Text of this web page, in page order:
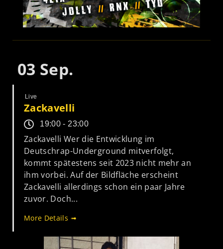
03 Sep.
Live
Zackavelli
19:00 - 23:00
Zackavelli Wer die Entwicklung im
Deutschrap-Underground mitverfolgt,
kommt spätestens seit 2023 nicht mehr an
ihm vorbei. Auf der Bildfläche erscheint
Zackavelli allerdings schon ein paar Jahre
zuvor. Doch...
More Details ➟